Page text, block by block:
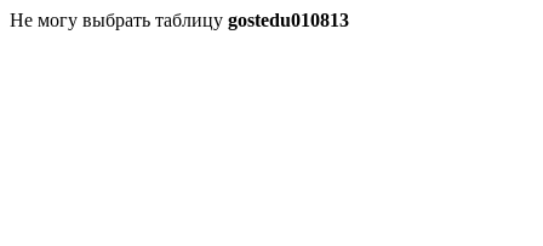
Не могу выбрать таблицу gostedu010813